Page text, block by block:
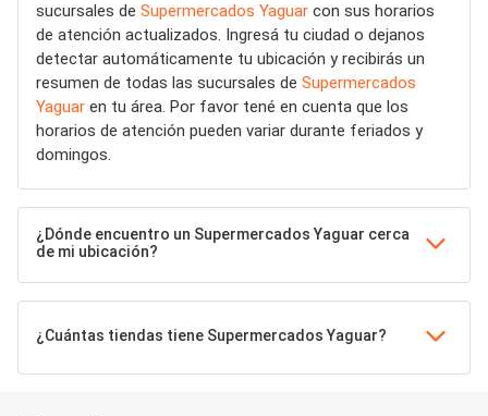
sucursales de Supermercados Yaguar con sus horarios
de atención actualizados. Ingresá tu ciudad o dejanos
detectar automáticamente tu ubicación y recibirás un
resumen de todas las sucursales de Supermercados
Yaguar en tu área. Por favor tené en cuenta que los
horarios de atención pueden variar durante feriados y
domingos.
¿Dónde encuentro un Supermercados Yaguar cerca
de mi ubicación?
¿Cuántas tiendas tiene Supermercados Yaguar?